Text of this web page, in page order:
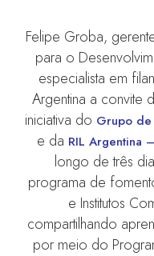
Felipe Groba,
para o
especialista em
Argentina a convite
iniciativa do Grupo de
e da RIL Argentina
longo de três
programa de
e Institutos
compartilhando
por meio do